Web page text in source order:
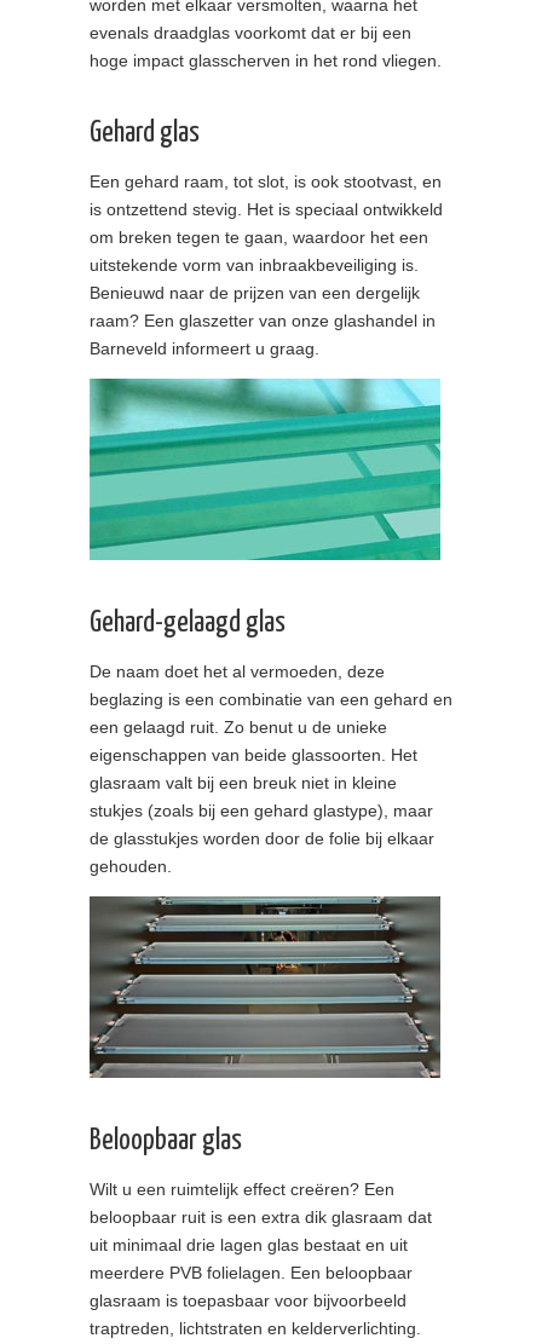
worden met elkaar versmolten, waarna het
evenals draadglas voorkomt dat er bij een
hoge impact glasscherven in het rond vliegen.
Gehard glas
Een gehard raam, tot slot, is ook stootvast, en
is ontzettend stevig. Het is speciaal ontwikkeld
om breken tegen te gaan, waardoor het een
uitstekende vorm van inbraakbeveiliging is.
Benieuwd naar de prijzen van een dergelijk
raam? Een glaszetter van onze glashandel in
Barneveld informeert u graag.
Gehard-gelaagd glas
De naam doet het al vermoeden, deze
beglazing is een combinatie van een gehard en
een gelaagd ruit. Zo benut u de unieke
eigenschappen van beide glassoorten. Het
glasraam valt bij een breuk niet in kleine
stukjes (zoals bij een gehard glastype), maar
de glasstukjes worden door de folie bij elkaar
gehouden.
Beloopbaar glas
Wilt u een ruimtelijk effect creëren? Een
beloopbaar ruit is een extra dik glasraam dat
uit minimaal drie lagen glas bestaat en uit
meerdere PVB folielagen. Een beloopbaar
glasraam is toepasbaar voor bijvoorbeeld
traptreden, lichtstraten en kelderverlichting.